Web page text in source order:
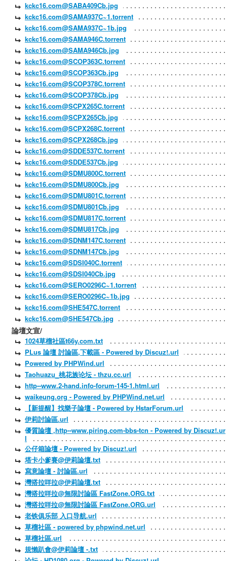
kckc16.com@SABA409Cb.jpg
kckc16.com@SAMA937C~1.torrent
kckc16.com@SAMA937C~1b.jpg
kckc16.com@SAMA946C.torrent
kckc16.com@SAMA946Cb.jpg
kckc16.com@SCOP363C.torrent
kckc16.com@SCOP363Cb.jpg
kckc16.com@SCOP378C.torrent
kckc16.com@SCOP378Cb.jpg
kckc16.com@SCPX265C.torrent
kckc16.com@SCPX265Cb.jpg
kckc16.com@SCPX268C.torrent
kckc16.com@SCPX268Cb.jpg
kckc16.com@SDDE537C.torrent
kckc16.com@SDDE537Cb.jpg
kckc16.com@SDMU800C.torrent
kckc16.com@SDMU800Cb.jpg
kckc16.com@SDMU801C.torrent
kckc16.com@SDMU801Cb.jpg
kckc16.com@SDMU817C.torrent
kckc16.com@SDMU817Cb.jpg
kckc16.com@SDNM147C.torrent
kckc16.com@SDNM147Cb.jpg
kckc16.com@SDSI040C.torrent
kckc16.com@SDSI040Cb.jpg
kckc16.com@SERO0296C~1.torrent
kckc16.com@SERO0296C~1b.jpg
kckc16.com@SHE547C.torrent
kckc16.com@SHE547Cb.jpg
論壇文宣/
1024草榴社區t66y.com.txt
PLus 論壇 討論區,下載區 - Powered by Discuz!.url
Powered by PHPWind.url
Taohuazu_桃花族论坛 - thzu.cc.url
http--www.2-hand.info-forum-145-1.html.url
waikeung.org - Powered by PHPWind.net.url
【新提醒】找樂子論壇 - Powered by HstarForum.url
伊莉討論區.url
優質論壇 ,http--www.piring.com-bbs-tcn - Powered by Discuz!.ur
l
公仔箱論壇 - Powered by Discuz!.url
塔卡小爹賽@伊莉論壇.txt
寫意論壇 - 討論區.url
灣搭拉咩拉@伊莉論壇.txt
灣搭拉咩拉@無限討論區 FastZone.ORG.txt
灣搭拉咩拉@無限討論區 FastZone.ORG.url
老铁俱乐部 入口导航.url
草榴社區 - powered by phpwind.net.url
草榴社區.url
規懶趴會@伊莉論壇 -.txt